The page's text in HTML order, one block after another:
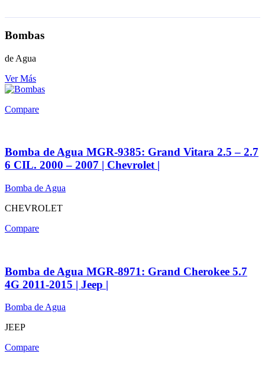
Bombas
de Agua
Ver Más
Compare
Bomba de Agua MGR-9385: Grand Vitara 2.5 – 2.7
6 CIL. 2000 – 2007 | Chevrolet |
Bomba de Agua
CHEVROLET
Compare
Bomba de Agua MGR-8971: Grand Cherokee 5.7
4G 2011-2015 | Jeep |
Bomba de Agua
JEEP
Compare